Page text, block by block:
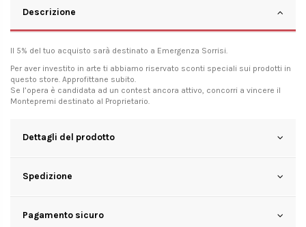
Descrizione
Il 5% del tuo acquisto sarà destinato a Emergenza Sorrisi.
Per aver investito in arte ti abbiamo riservato sconti speciali sui prodotti in
questo store. Approfittane subito.
Se l’opera è candidata ad un contest ancora attivo, concorri a vincere il
Montepremi destinato al Proprietario.
Dettagli del prodotto
Spedizione
Pagamento sicuro